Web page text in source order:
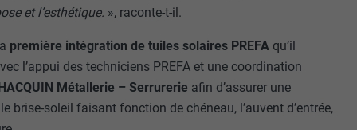
et l’esthétique. », raconte-t-il.
première intégration de tuiles solaires PREFA qu’il
l’appui des techniciens PREFA et une coordination
Métallerie – Serrurerie afin d’assurer une
brise-soleil faisant fonction de chéneau, l’auvent d’entrée,
Ne
« Suivez-